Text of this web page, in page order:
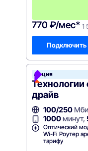
770 ₽/мес* 1
Подключить
Акция
драйв
100/250
1000минут,
Оптический
Wi-Fi Роутер
тарифу